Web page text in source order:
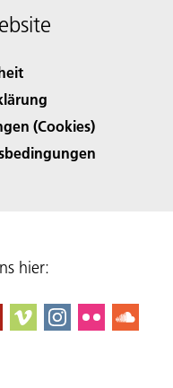
(Cookies)
hier: